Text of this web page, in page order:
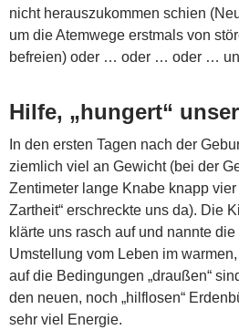
nicht herauszukommen schien
um die Atemwege erstmals von
befreien) oder … oder … oder …
Hilfe, „hungert“
In den ersten Tagen nach der
ziemlich viel an Gewicht (bei der
Zentimeter lange Knabe knapp
Zartheit“ erschreckte uns da). Die
klärte uns rasch auf und nannte
Umstellung vom Leben im
auf die Bedingungen „draußen“
den neuen, noch „hilflosen“
sehr viel Energie.